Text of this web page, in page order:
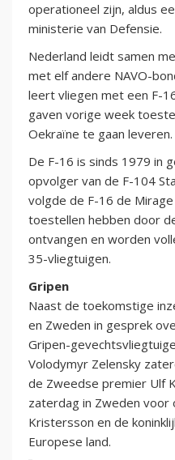
operationeel zijn, aldus
ministerie van Defensie.
Nederland leidt samen
met elf andere NAVO-
leert vliegen met een F-
gaven vorige week
Oekraïne te gaan leveren.
De F-16 is sinds 1979 in
opvolger van de F-104
volgde de F-16 de
toestellen hebben door
ontvangen en worden
35-vliegtuigen.
Gripen
Naast de toekomstige
en Zweden in gesprek
Gripen-
Volodymyr Zelensky
de Zweedse premier Ulf
zaterdag in Zweden
Kristersson en de
Europese land.